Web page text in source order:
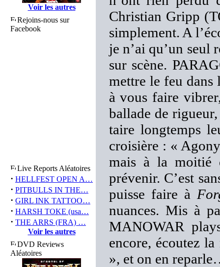
Voir les autres
Rejoins-nous sur
Facebook
Live Reports Aléatoires
· HELLFEST OPEN A…
· PITBULLS IN THE…
· GIRL INK TATTOO…
· HARSH TOKE (usa…
· THE ARRS (FRA) …
Voir les autres
DVD Reviews
Aléatoires
Christian Gripp
simplement. A
je n’ai qu’un seul
sur scène.
mettre le feu
à vous faire
ballade de
taire longtemps
croisière : «
mais à la moitié
prévenir. C’est
puisse faire à
nuances. Mis à
MANOWAR
encore, écoutez
», et on en